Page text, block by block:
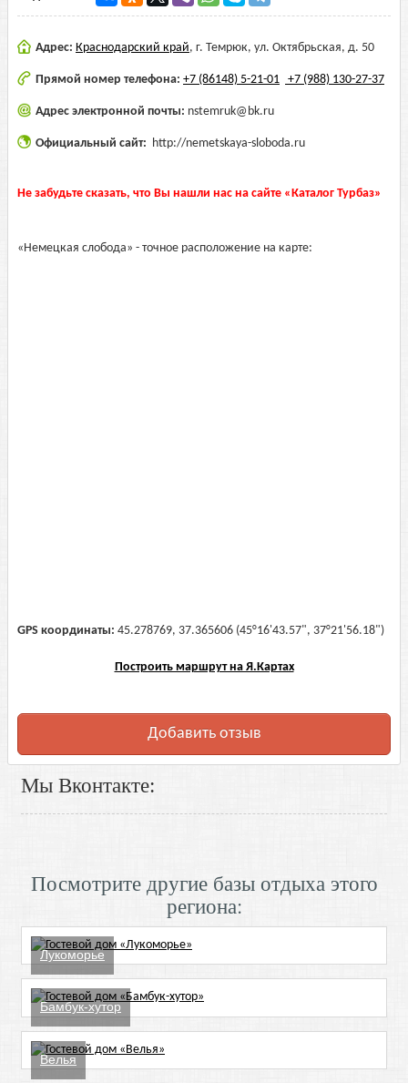
Адрес: Краснодарский край, г. Темрюк, ул. Октябрьская, д. 50
Прямой номер телефона: +7 (86148) 5-21-01 +7 (988) 130-27-37
Адрес электронной почты: nstemruk@bk.ru
Официальный сайт: http://nemetskaya-sloboda.ru
Не забудьте сказать, что Вы нашли нас на сайте «Каталог Турбаз»
«Немецкая слобода» - точное расположение на карте:
GPS координаты: 45.278769, 37.365606 (45°16'43.57", 37°21'56.18")
Построить маршрут на Я.Картах
Добавить отзыв
Мы Вконтакте:
Посмотрите другие базы отдыха этого
региона:
Лукоморье
Бамбук-хутор
Велья